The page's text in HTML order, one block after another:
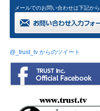
メールでのお問い合わせは下記から
@_trust_tv からのツイート